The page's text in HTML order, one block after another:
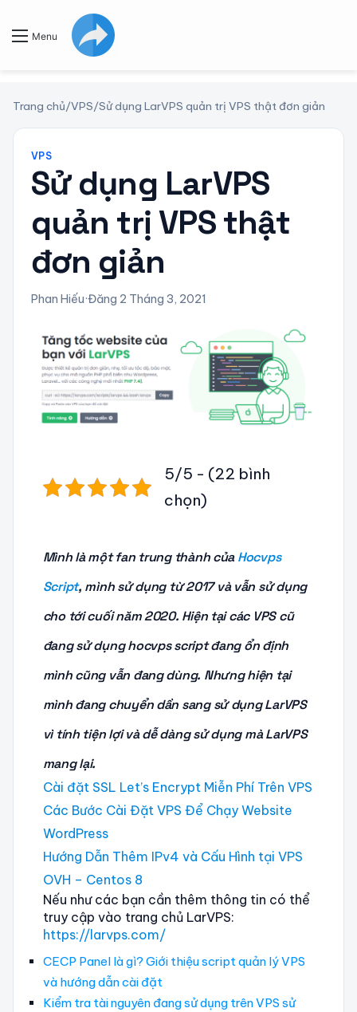
Menu
Trang chủ/VPS/Sử dụng LarVPS quản trị VPS thật đơn giản
VPS
Sử dụng LarVPS
quản trị VPS thật
đơn giản
Phan Hiếu·Đăng 2 Tháng 3, 2021
5/5 - (22 bình
chọn)
Mình là một fan trung thành củaHocvps
Script, mình sử dụng từ 2017 và vẫn sử dụng
cho tới cuối năm 2020. Hiện tại các VPS cũ
đang sử dụng hocvps script đang ổn định
mình cũng vẫn đang dùng. Nhưng hiện tại
mình đang chuyển dần sang sử dụng LarVPS
vì tính tiện lợi và dễ dàng sử dụng mà LarVPS
mang lại.
Cài đặt SSL Let’s Encrypt Miễn Phí Trên VPS
Các Bước Cài Đặt VPS Để Chạy Website
WordPress
Hướng Dẫn Thêm IPv4 và Cấu Hình tại VPS
OVH – Centos 8
Nếu như các bạn cần thêm thông tin có thể
truy cập vào trang chủ LarVPS:
https://larvps.com/
CECP Panel là gì? Giới thiệu script quản lý VPS
và hướng dẫn cài đặt
Kiểm tra tài nguyên đang sử dụng trên VPS sử